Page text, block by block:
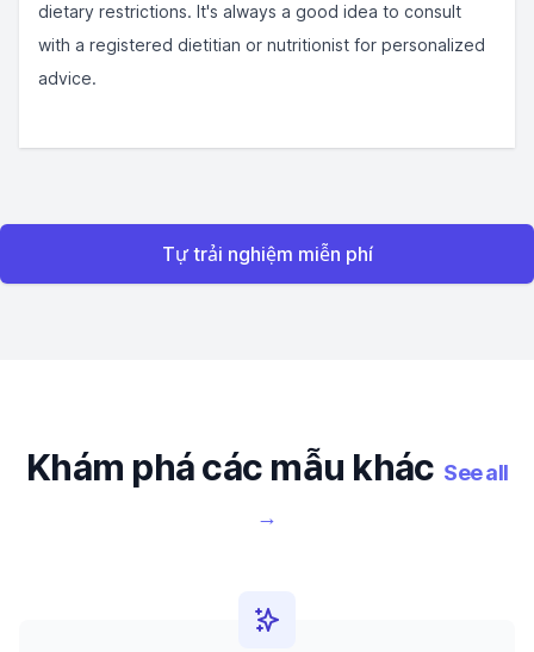
dietary restrictions. It's always a good idea to consult
with a registered dietitian or nutritionist for personalized
advice.
Tự trải nghiệm miễn phí
Khám phá các mẫu khác See all
→